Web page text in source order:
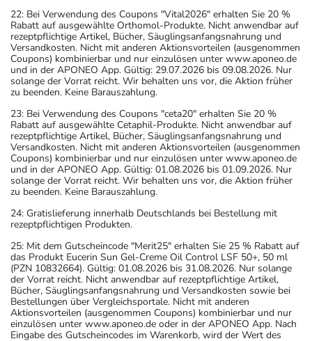
22: Bei Verwendung des Coupons "Vital2026" erhalten Sie 20 %
Rabatt auf ausgewählte Orthomol-Produkte. Nicht anwendbar auf
rezeptpflichtige Artikel, Bücher, Säuglingsanfangsnahrung und
Versandkosten. Nicht mit anderen Aktionsvorteilen (ausgenommen
Coupons) kombinierbar und nur einzulösen unter www.aponeo.de
und in der APONEO App. Gültig: 29.07.2026 bis 09.08.2026. Nur
solange der Vorrat reicht. Wir behalten uns vor, die Aktion früher
zu beenden. Keine Barauszahlung.
23: Bei Verwendung des Coupons "ceta20" erhalten Sie 20 %
Rabatt auf ausgewählte Cetaphil-Produkte. Nicht anwendbar auf
rezeptpflichtige Artikel, Bücher, Säuglingsanfangsnahrung und
Versandkosten. Nicht mit anderen Aktionsvorteilen (ausgenommen
Coupons) kombinierbar und nur einzulösen unter www.aponeo.de
und in der APONEO App. Gültig: 01.08.2026 bis 01.09.2026. Nur
solange der Vorrat reicht. Wir behalten uns vor, die Aktion früher
zu beenden. Keine Barauszahlung.
24: Gratislieferung innerhalb Deutschlands bei Bestellung mit
rezeptpflichtigen Produkten.
25: Mit dem Gutscheincode "Merit25" erhalten Sie 25 % Rabatt auf
das Produkt Eucerin Sun Gel-Creme Oil Control LSF 50+, 50 ml
(PZN 10832664). Gültig: 01.08.2026 bis 31.08.2026. Nur solange
der Vorrat reicht. Nicht anwendbar auf rezeptpflichtige Artikel,
Bücher, Säuglingsanfangsnahrung und Versandkosten sowie bei
Bestellungen über Vergleichsportale. Nicht mit anderen
Aktionsvorteilen (ausgenommen Coupons) kombinierbar und nur
einzulösen unter www.aponeo.de oder in der APONEO App. Nach
Eingabe des Gutscheincodes im Warenkorb, wird der Wert des